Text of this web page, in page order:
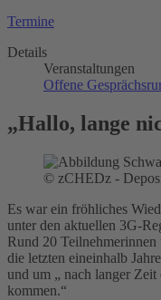
Termine
Details
Veranstaltungen
Offene
„Hallo, lange
© zCHEDz -
Es war ein fröhliches
unter den aktuellen 3G-
Rund 20
die letzten eineinhalb
und um „ nach langer
kommen.“